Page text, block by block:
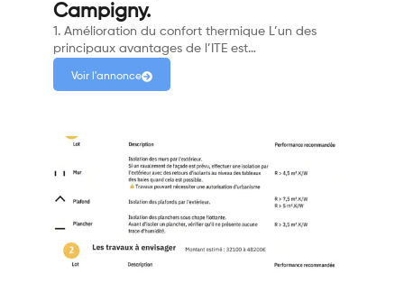
Campigny.
1. Amélioration du confort thermique L’un des
principaux avantages de l’ITE est…
Voir l'annonce